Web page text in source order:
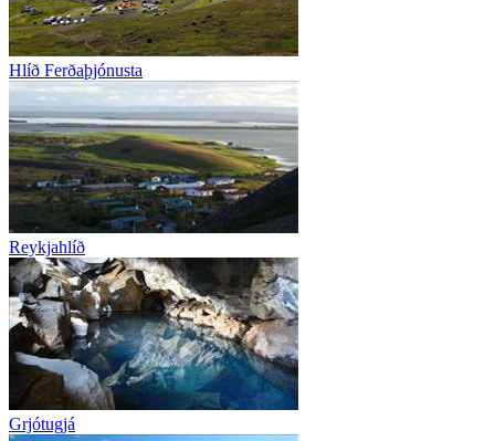
Hlíð Ferðaþjónusta
Reykjahlíð
Grjótugjá